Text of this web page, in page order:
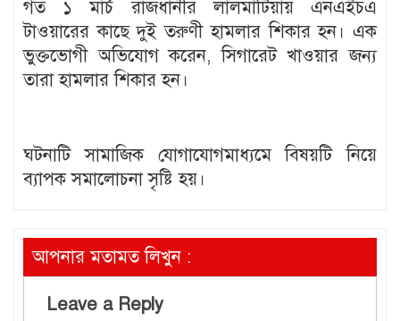
গত ১ মার্চ রাজধানীর লালমাটিয়ায় এনএইচএ
টাওয়ারের কাছে দুই তরুণী হামলার শিকার হন। এক
ভুক্তভোগী অভিযোগ করেন, সিগারেট খাওয়ার জন্য
তারা হামলার শিকার হন।
ঘটনাটি সামাজিক যোগাযোগমাধ্যমে বিষয়টি নিয়ে
ব্যাপক সমালোচনা সৃষ্টি হয়।
আপনার মতামত লিখুন :
Leave a Reply